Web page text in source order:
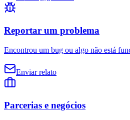
Reportar um problema
Encontrou um bug ou algo não está
Enviar relato
Parcerias e negócios